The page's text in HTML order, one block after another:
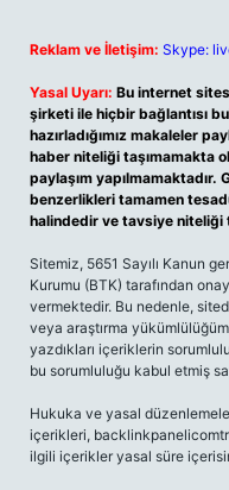
Reklam ve İletişim: Skype:
Yasal Uyarı: Bu internet
şirketi ile hiçbir bağlantısı
hazırladığımız makaleler
haber niteliği taşımamakta
paylaşım
benzerlikleri tamamen
halindedir ve tavsiye niteliği
Sitemiz, 5651 Sayılı Kanun
Kurumu (BTK) tarafından
vermektedir. Bu nedenle,
veya araştırma
yazdıkları içeriklerin
bu sorumluluğu kabul etmiş
Hukuka ve yasal
içerikleri,
ilgili içerikler yasal süre